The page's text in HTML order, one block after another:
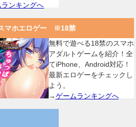
ランキングへ
マホエロゲー ※18禁
無料で遊べる18禁のスマホ
アダルトゲームを紹介！全
てiPhone、Android対応！
最新エロゲーをチェックし
よう。
→ゲームランキングへ